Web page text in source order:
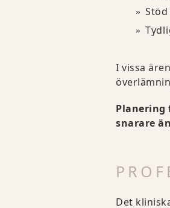
I vissa
snarare
Det